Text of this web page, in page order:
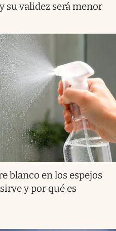
su validez será menor
blanco en los espejos
y por qué es